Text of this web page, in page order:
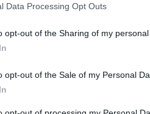
Data Processing Opt Outs
opt-out of the Sharing of my
opt-out of the Sale of my Personal
bor életmód pezsgő színes érték